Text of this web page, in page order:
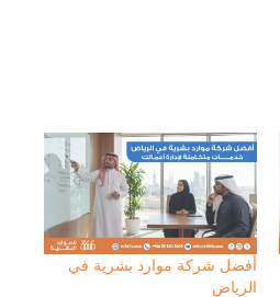
أفضل شركة موارد بشرية في
الرياض